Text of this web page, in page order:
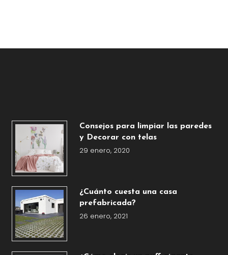
Consejos para limpiar las paredes
y Decorar con telas
29 enero, 2020
¿Cuánto cuesta una casa
prefabricada?
26 enero, 2021